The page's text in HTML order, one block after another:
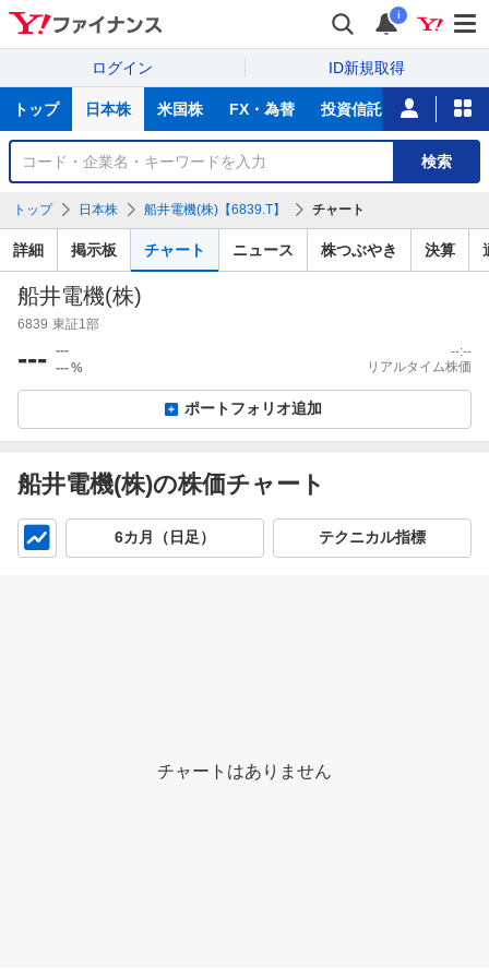
i
ログイン ID新規取得
サ
トップ 日本株 米国株 FX・為替 投資信託 ニュース
銘
検
索
検索
トップ 日本株 船井電機(株)【6839.T】 チャート
詳細 掲示板 チャート ニュース 株つぶやき 決算
船井電機(株)
6839 東証1部
--- ---
---%
--:--
リアルタイム株価
ポートフォリオ追加
船井電機(株)の株価チャート
6カ月（日足） テクニカル指標
チャートはありません